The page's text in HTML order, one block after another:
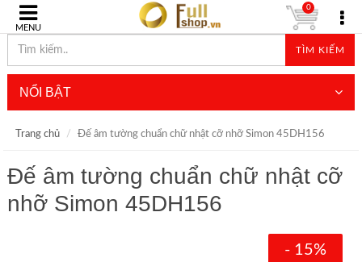
MENU
TÌM KIẾM
0
NỔI BẬT
Trang chủ Đế âm tường chuẩn chữ nhật cỡ nhỡ Simon 45DH156
Đế âm tường chuẩn chữ nhật cỡ
nhỡ Simon 45DH156
- 15%